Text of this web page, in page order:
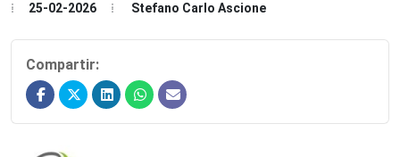
25-02-2026 Stefano Carlo Ascione
Compartir: